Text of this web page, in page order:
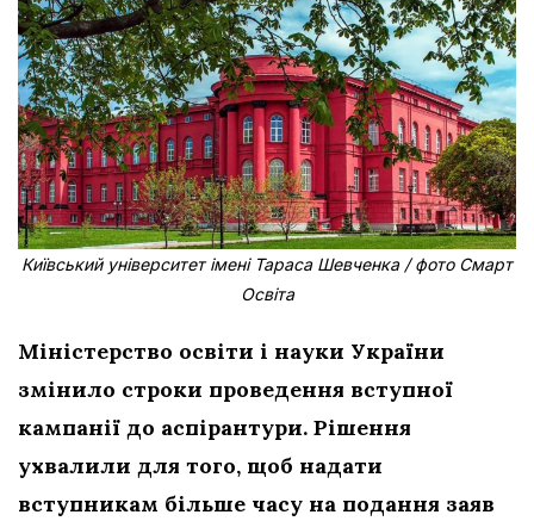
Київський університет імені Тараса Шевченка / фото Смарт
Освіта
Міністерство освіти і науки України
змінило строки проведення вступної
кампанії до аспірантури. Рішення
ухвалили для того, щоб надати
вступникам більше часу на подання заяв